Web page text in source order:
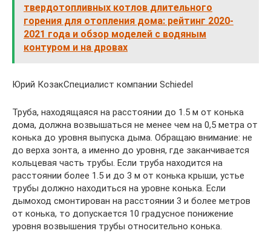
твердотопливных котлов длительного
горения для отопления дома: рейтинг 2020-
2021 года и обзор моделей с водяным
контуром и на дровах
Юрий КозакСпециалист компании Schiedel
Труба, находящаяся на расстоянии до 1.5 м от конька
дома, должна возвышаться не менее чем на 0,5 метра от
конька до уровня выпуска дыма. Обращаю внимание: не
до верха зонта, а именно до уровня, где заканчивается
кольцевая часть трубы. Если труба находится на
расстоянии более 1.5 и до 3 м от конька крыши, устье
трубы должно находиться на уровне конька. Если
дымоход смонтирован на расстоянии 3 и более метров
от конька, то допускается 10 градусное понижение
уровня возвышения трубы относительно конька.